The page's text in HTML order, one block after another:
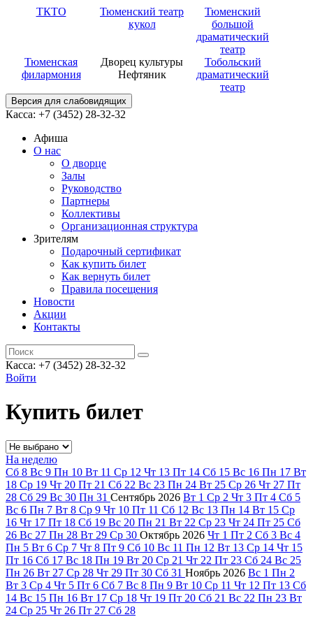
ТКТО
Тюменский театр
кукол
Тюменский
большой
драматический
театр
Тюменская
филармония
Дворец культуры
Нефтяник
Тобольский
драматический
театр
Версия для слабовидящих
Касса: +7 (3452) 28-32-32
Афиша
О нас
О дворце
Залы
Руководство
Партнеры
Коллективы
Организационная структура
Зрителям
Подарочный сертификат
Как купить билет
Как вернуть билет
Правила посещения
Новости
Акции
Контакты
Касса: +7 (3452) 28-32-32
Войти
Купить билет
На неделю
Сб 8 Вс 9 Пн 10 Вт 11 Ср 12 Чт 13 Пт 14 Сб 15 Вс 16 Пн 17 Вт
18 Ср 19 Чт 20 Пт 21 Сб 22 Вс 23 Пн 24 Вт 25 Ср 26 Чт 27 Пт
28 Сб 29 Вс 30 Пн 31 Сентябрь 2026 Вт 1 Ср 2 Чт 3 Пт 4 Сб 5
Вс 6 Пн 7 Вт 8 Ср 9 Чт 10 Пт 11 Сб 12 Вс 13 Пн 14 Вт 15 Ср
16 Чт 17 Пт 18 Сб 19 Вс 20 Пн 21 Вт 22 Ср 23 Чт 24 Пт 25 Сб
26 Вс 27 Пн 28 Вт 29 Ср 30 Октябрь 2026 Чт 1 Пт 2 Сб 3 Вс 4
Пн 5 Вт 6 Ср 7 Чт 8 Пт 9 Сб 10 Вс 11 Пн 12 Вт 13 Ср 14 Чт 15
Пт 16 Сб 17 Вс 18 Пн 19 Вт 20 Ср 21 Чт 22 Пт 23 Сб 24 Вс 25
Пн 26 Вт 27 Ср 28 Чт 29 Пт 30 Сб 31 Ноябрь 2026 Вс 1 Пн 2
Вт 3 Ср 4 Чт 5 Пт 6 Сб 7 Вс 8 Пн 9 Вт 10 Ср 11 Чт 12 Пт 13 Сб
14 Вс 15 Пн 16 Вт 17 Ср 18 Чт 19 Пт 20 Сб 21 Вс 22 Пн 23 Вт
24 Ср 25 Чт 26 Пт 27 Сб 28